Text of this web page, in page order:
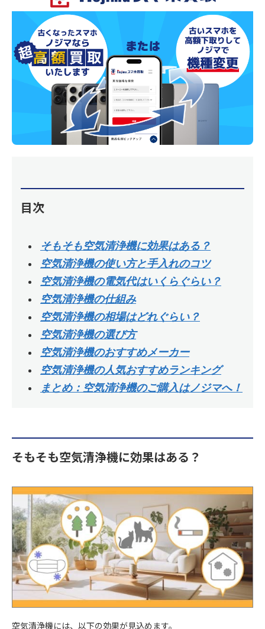
目次
そもそも空気清浄機に効果はある？
空気清浄機の使い方と手入れのコツ
空気清浄機の電気代はいくらぐらい？
空気清浄機の仕組み
空気清浄機の相場はどれぐらい？
空気清浄機の選び方
空気清浄機のおすすめメーカー
空気清浄機の人気おすすめランキング
まとめ：空気清浄機のご購入はノジマへ！
そもそも空気清浄機に効果はある？
空気清浄機には、以下の効果が見込めます。